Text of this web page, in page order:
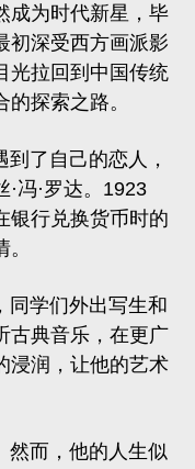
成为时代新星，毕
初深受西方画派影
光拉回到中国传统
探索之路。
了自己的恋人，
冯·罗达。1923
银行兑换货币时的
学们外出写生和
古典音乐，在更广
浸润，让他的艺术
而，他的人生似